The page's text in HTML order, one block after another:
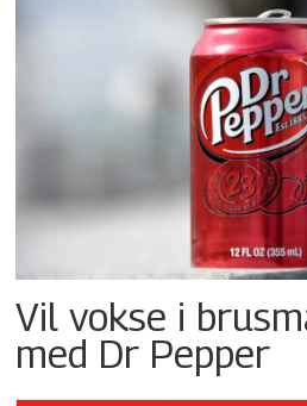
Vil vokse i
med Dr Pepper